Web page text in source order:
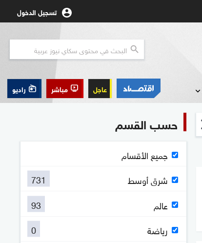
تسجيل الدخول
عاجل مباشر راديو
حسب القسم
جميع الأقسام
شرق أوسط
731
عالم
93
رياضة
0